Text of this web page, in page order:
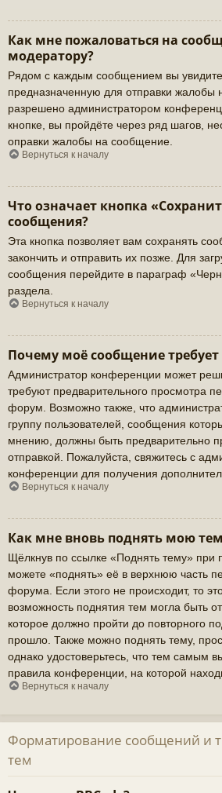
Как мне пожаловаться на
модератору?
Рядом с каждым сообщением вы увидите
предназначенную для отправки жалобы
разрешено администратором
кнопке, вы пройдёте через ряд шагов,
оправки жалобы на сообщение.
Вернуться к началу
Что означает кнопка
сообщения?
Эта кнопка позволяет вам сохранять
закончить и отправить их позже. Для
сообщения перейдите в параграф
раздела.
Вернуться к началу
Почему моё сообщение
Администратор конференции может
требуют предварительного просмотра
форум. Возможно также, что
группу пользователей, сообщения
мнению, должны быть предварительно
отправкой. Пожалуйста, свяжитесь с
конференции для получения
Вернуться к началу
Как мне вновь поднять мою
Щёлкнув по ссылке «Поднять тему» при
можете «поднять» её в верхнюю часть
форума. Если этого не происходит, то
возможность поднятия тем могла быть
которое должно пройти до повторного
прошло. Также можно поднять тему,
однако удостоверьтесь, что тем самым
правила конференции, на которой
Вернуться к началу
Форматирование сообщений и
тем